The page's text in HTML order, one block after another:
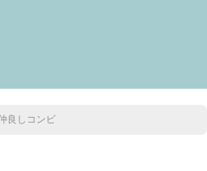
良しコンビ